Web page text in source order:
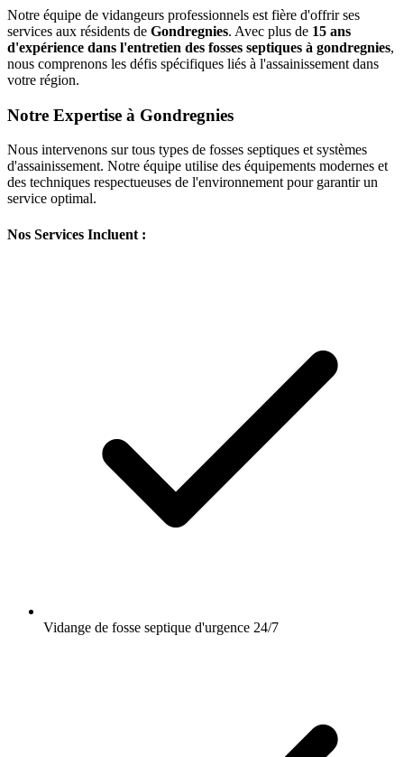
Notre équipe de vidangeurs professionnels est fière d'offrir ses
services aux résidents de Gondregnies. Avec plus de 15 ans
d'expérience dans l'entretien des fosses septiques à gondregnies,
nous comprenons les défis spécifiques liés à l'assainissement dans
votre région.
Notre Expertise à Gondregnies
Nous intervenons sur tous types de fosses septiques et systèmes
d'assainissement. Notre équipe utilise des équipements modernes et
des techniques respectueuses de l'environnement pour garantir un
service optimal.
Nos Services Incluent :
Vidange de fosse septique d'urgence 24/7